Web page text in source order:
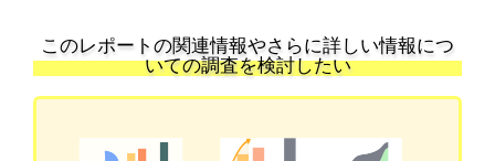
このレポートの関連情報やさらに詳しい情報につ
いての調査を検討したい